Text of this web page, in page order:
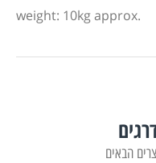
weight: 10kg approx.
הבאים